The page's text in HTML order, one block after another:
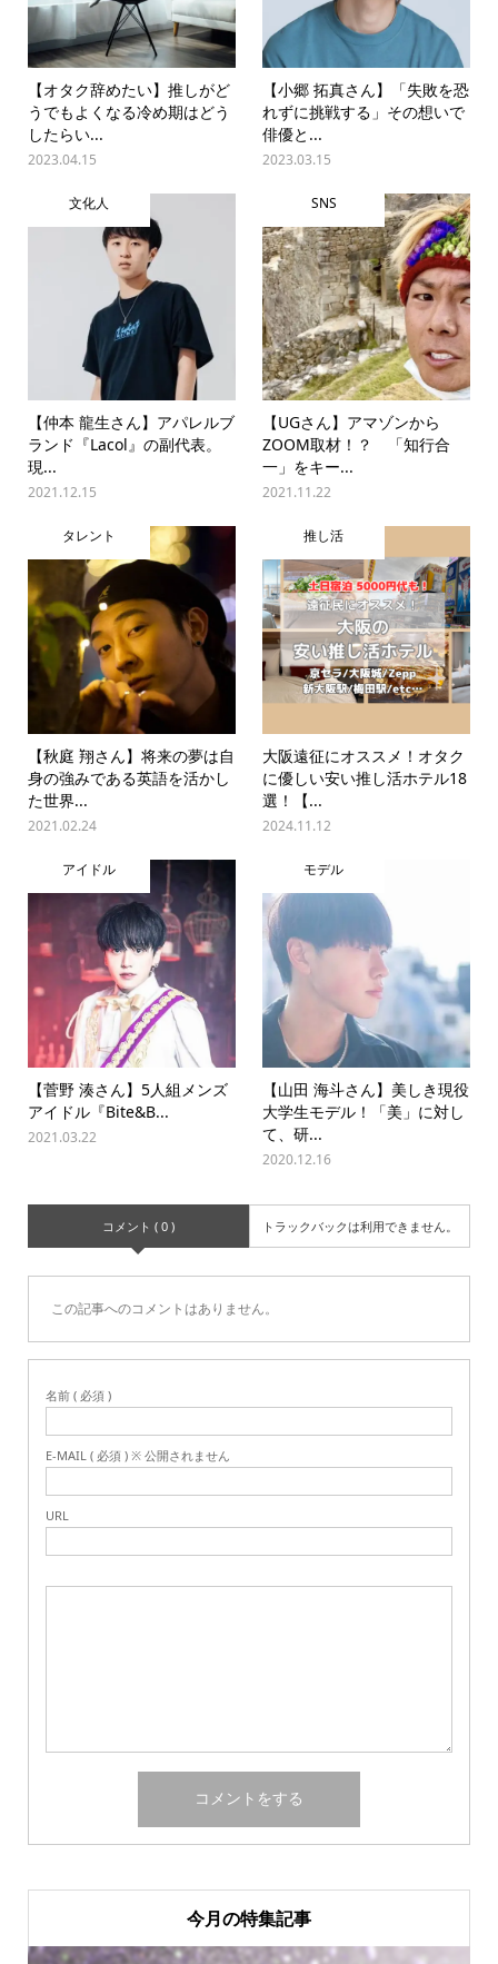
【オタク辞めたい】推しがど
うでもよくなる冷め期はどう
したらい...
2023.04.15
【小郷 拓真さん】「失敗を恐
れずに挑戦する」その想いで
俳優と...
2023.03.15
文化人
【仲本 龍生さん】アパレルブ
ランド『Lacol』の副代表。
現...
2021.12.15
SNS
【UGさん】アマゾンから
ZOOM取材！？ 「知行合
一」をキー...
2021.11.22
タレント
【秋庭 翔さん】将来の夢は自
身の強みである英語を活かし
た世界...
2021.02.24
推し活
大阪遠征にオススメ！オタク
に優しい安い推し活ホテル18
選！【...
2024.11.12
アイドル
【菅野 湊さん】5人組メンズ
アイドル『Bite&B...
2021.03.22
モデル
【山田 海斗さん】美しき現役
大学生モデル！「美」に対し
て、研...
2020.12.16
コメント ( 0 ) トラックバックは利用できません。
この記事へのコメントはありません。
名前 ( 必須 )
E-MAIL ( 必須 ) ※ 公開されません
URL
今月の特集記事